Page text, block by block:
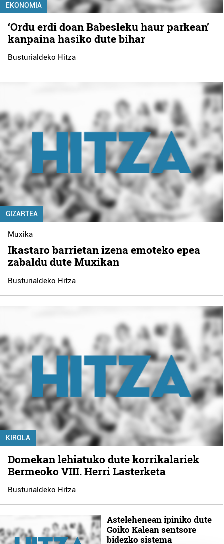
EKONOMIA
‘Ordu erdi doan Babesleku haur parkean’
kanpaina hasiko dute bihar
Busturialdeko Hitza
GIZARTEA
Muxika
Ikastaro barrietan izena emoteko epea
zabaldu dute Muxikan
Busturialdeko Hitza
KIROLA
Domekan lehiatuko dute korrikalariek
Bermeoko VIII. Herri Lasterketa
Busturialdeko Hitza
Astelehenean ipiniko dute
Goiko Kalean sentsore
bidezko sistema